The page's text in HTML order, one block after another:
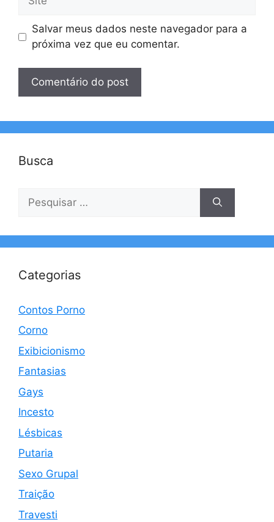
Salvar meus dados neste navegador para a
próxima vez que eu comentar.
Busca
por:
Categorias
Contos Porno
Corno
Exibicionismo
Fantasias
Gays
Incesto
Lésbicas
Putaria
Sexo Grupal
Traição
Travesti